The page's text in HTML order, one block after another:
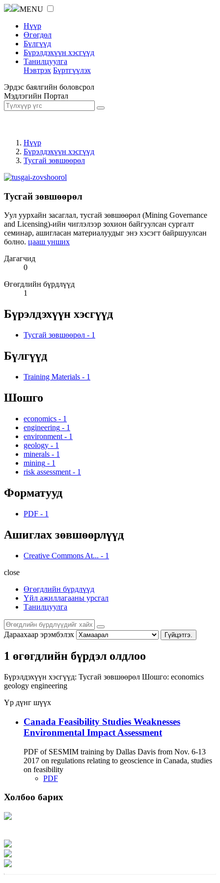
MENU
Нүүр
Өгөгдөл
Бүлгүүд
Бүрэлдэхүүн хэсгүүд
Танилцуулга
Нэвтрэх Бүртгүүлэх
Эрдэс баялгийн боловсрол
Мэдлэгийн Портал
Нүүр
Бүрэлдэхүүн хэсгүүд
Тусгай зөвшөөрөл
Тусгай зөвшөөрөл
Уул уурхайн засаглал, тусгай зөвшөөрөл (Mining Governance
and Licensing)-ийн чиглэлээр зохион байгуулсан сургалт
семинар, ашигласан материалуудыг энэ хэсэгт байршуулсан
болно. цааш унших
Дагагчид
0
Өгөгдлийн бүрдлүүд
1
Бүрэлдэхүүн хэсгүүд
Тусгай зөвшөөрөл - 1
Бүлгүүд
Training Materials - 1
Шошго
economics - 1
engineering - 1
environment - 1
geology - 1
minerals - 1
mining - 1
risk assessment - 1
Форматууд
PDF - 1
Ашиглах зөвшөөрлүүд
Creative Commons At... - 1
close
Өгөгдлийн бүрдлүүд
Үйл ажиллагааны урсгал
Танилцуулга
Дараахаар эрэмбэлэх Гүйцэтгэ.
1 өгөгдлийн бүрдэл олдлоо
Бүрэлдэхүүн хэсгүүд: Тусгай зөвшөөрөл Шошго: economics
geology engineering
Үр дүнг шүүх
Canada Feasibility Studies Weaknesses
Environmental Impact Assessment
PDF of SESMIM training by Dallas Davis from Nov. 6-13
2017 on regulations relating to geoscience in Canada, studies
on feasibility
PDF
Холбоо барих